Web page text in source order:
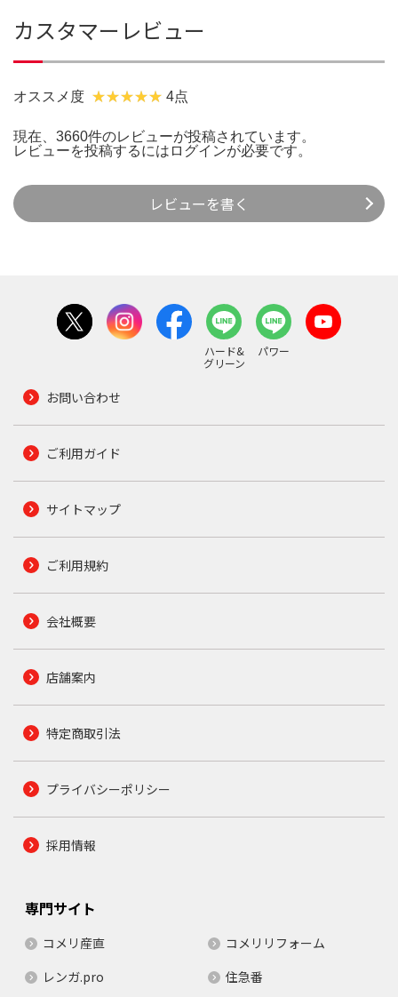
カスタマーレビュー
オススメ度 4点
現在、3660件のレビューが投稿されています。
レビューを投稿するには ログインが必要です。
レビューを書く
ハード&
グリーン
パワー
お問い合わせ
ご利用ガイド
サイトマップ
ご利用規約
会社概要
店舗案内
特定商取引法
プライバシーポリシー
採用情報
専門サイト
コメリ産直
コメリリフォーム
レンガ.pro
住急番